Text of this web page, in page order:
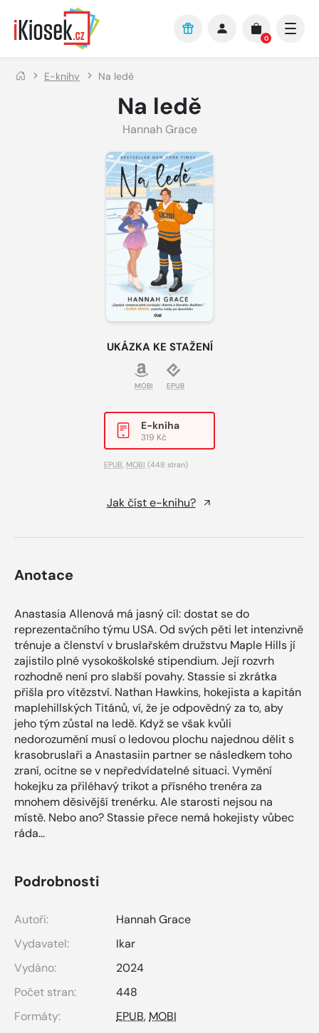
Přejít na hlavní obsah
0
E-knihy Na ledě
Na ledě
Hannah Grace
UKÁZKA KE STAŽENÍ
MOBI EPUB
E-kniha
319 Kč
EPUB, MOBI (448 stran)
Jak číst e-knihu?
Anotace
Anastasia Allenová má jasný cíl: dostat se do
reprezentačního týmu USA. Od svých pěti let intenzivně
trénuje a členství v bruslařském družstvu Maple Hills jí
zajistilo plné vysokoškolské stipendium. Její rozvrh
rozhodně není pro slabší povahy. Stassie si zkrátka
přišla pro vítězství. Nathan Hawkins, hokejista a kapitán
maplehillských Titánů, ví, že je odpovědný za to, aby
jeho tým zůstal na ledě. Když se však kvůli
nedorozumění musí o ledovou plochu najednou dělit s
krasobruslaři a Anastasiin partner se následkem toho
zraní, ocitne se v nepředvídatelné situaci. Vymění
hokejku za přiléhavý trikot a přísného trenéra za
mnohem děsivější trenérku. Ale starosti nejsou na
místě. Nebo ano? Stassie přece nemá hokejisty vůbec
ráda…
Podrobnosti
Autoři:
Hannah Grace
Vydavatel:
Ikar
Vydáno:
2024
Počet stran:
448
Formáty:
EPUB, MOBI